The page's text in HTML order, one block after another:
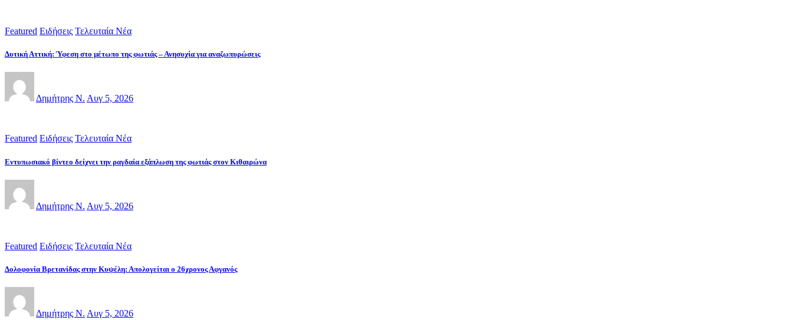
Featured Ειδήσεις Τελευταία Νέα
Δυτική Αττική: Ύφεση στο μέτωπο της φωτιάς – Ανησυχία για αναζωπυρώσεις
Δημήτρης Ν. Αυγ 5, 2026
Featured Ειδήσεις Τελευταία Νέα
Εντυπωσιακό βίντεο δείχνει την ραγδαία εξάπλωση της φωτιάς στον Κιθαιρώνα
Δημήτρης Ν. Αυγ 5, 2026
Featured Ειδήσεις Τελευταία Νέα
Δολοφονία Βρετανίδας στην Κυψέλη: Απολογείται ο 26χρονος Αφγανός
Δημήτρης Ν. Αυγ 5, 2026